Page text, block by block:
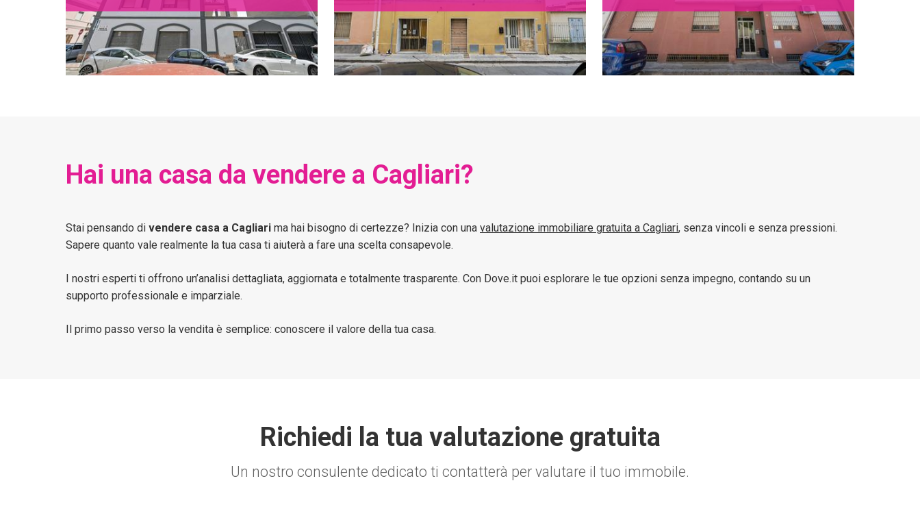
Hai una casa da vendere a Cagliari?
Stai pensando di vendere casa a Cagliari ma hai bisogno di certezze? Inizia con una valutazione immobiliare gratuita a Cagliari, senza vincoli e senza pressioni.
Sapere quanto vale realmente la tua casa ti aiuterà a fare una scelta consapevole.
I nostri esperti ti offrono un’analisi dettagliata, aggiornata e totalmente trasparente. Con Dove.it puoi esplorare le tue opzioni senza impegno, contando su un
supporto professionale e imparziale.
Il primo passo verso la vendita è semplice: conoscere il valore della tua casa.
Richiedi la tua valutazione gratuita
Un nostro consulente dedicato ti contatterà per valutare il tuo immobile.